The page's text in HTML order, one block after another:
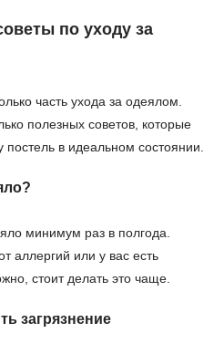
по уходу за
часть ухода за одеялом.
полезных советов, которые
в идеальном состоянии.
минимум раз в полгода.
аллергий или у вас есть
стоит делать это чаще.
загрязнение